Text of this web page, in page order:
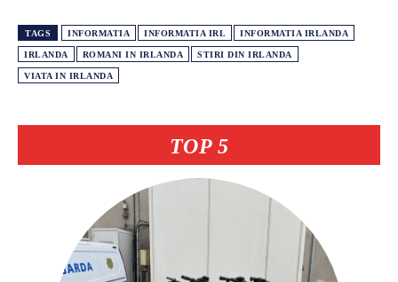
TOP 5
TAGS INFORMATIA INFORMATIA IRL INFORMATIA IRLANDA
IRLANDA ROMANI IN IRLANDA STIRI DIN IRLANDA
VIATA IN IRLANDA